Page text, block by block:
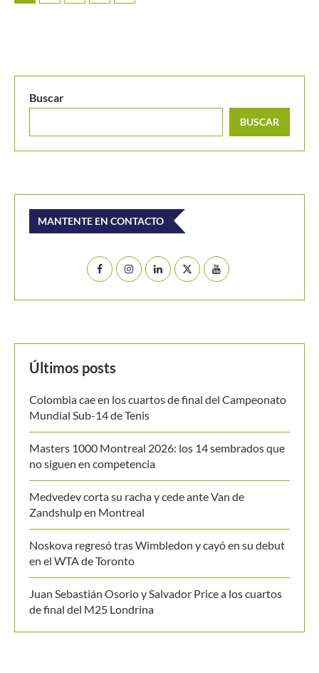
Buscar
BUSCAR
MANTENTE EN CONTACTO
Últimos posts
Colombia cae en los cuartos de final del Campeonato
Mundial Sub-14 de Tenis
Masters 1000 Montreal 2026: los 14 sembrados que
no siguen en competencia
Medvedev corta su racha y cede ante Van de
Zandshulp en Montreal
Noskova regresó tras Wimbledon y cayó en su debut
en el WTA de Toronto
Juan Sebastián Osorio y Salvador Price a los cuartos
de final del M25 Londrina